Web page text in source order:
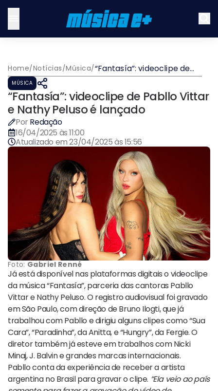
Home/Notícias/Música/“Fantasía”: videoclipe de
Pabllo Vittar e Nathy
MÚSICA
“Fantasía”: videoclipe de Pabllo Vittar
e Nathy Peluso é lançado
Por Redação
16/04/2025 às 11:00
Atualizado em23/04/2025 às 15:56
Foto: Gabriel Renné
Já está disponível nas plataformas digitais o videoclipe
da música “Fantasía”, parceria das cantoras Pabllo
Vittar e Nathy Peluso. O registro audiovisual foi gravado
em São Paulo, com direção de Bruno Ilogti, que já
trabalhou com Pabllo e dirigiu alguns clipes como “Sua
Cara”, “Paradinha”, da Anitta, e “Hungry”, da Fergie. O
diretor também já esteve em trabalhos com Nicki
Minaj, J. Balvin e grandes marcas internacionais.
Pabllo conta da experiência de receber a artista
argentina no Brasil para gravar o clipe. “Ela veio ao país